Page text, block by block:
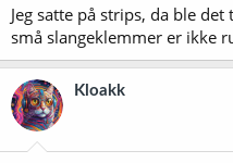
Jeg satte på strips, da ble det
små slangeklemmer er ikke
Kloakk